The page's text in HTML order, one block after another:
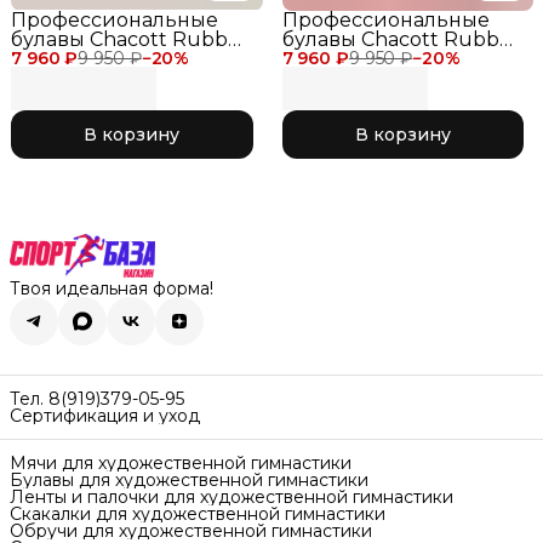
7 960 ₽9 950 ₽−20%
Профессиональные
булавы Chacott Rubber
Clubs 45,5 см для
277 Pink x Purple
В корзину
7 960 ₽9 950 ₽−20%
Профессиональные
булавы Chacott Rubber
Clubs 45,5 см для
Black x Coral
В корзину
Твоя идеальная форма!
Тел. 8(919)379-05-95
Сертификация и уход
Мячи для художественной гимнастики
Булавы для художественной гимнастики
Ленты и палочки для художественной гимнастики
Скакалки для художественной гимнастики
Обручи для художественной гимнастики